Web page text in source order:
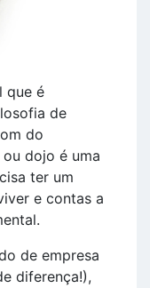
que é
de
do
dojo é uma
ter um
e contas a
de empresa
diferença!),